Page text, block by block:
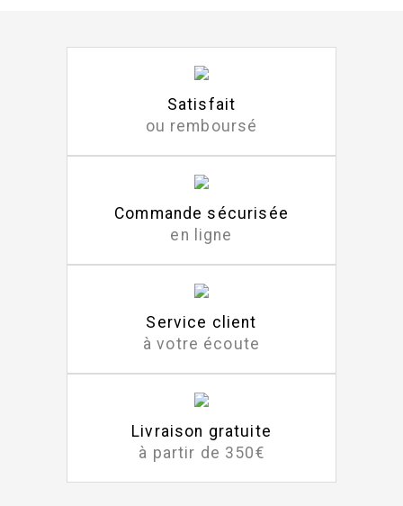
Satisfait
ou remboursé
Commande sécurisée
en ligne
Service client
à votre écoute
Livraison gratuite
à partir de 350€